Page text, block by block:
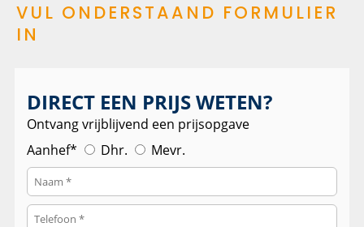
VUL ONDERSTAAND FORMULIER
IN